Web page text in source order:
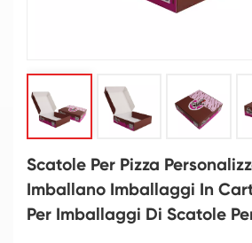
Scatole Per Pizza
Imballano Imballaggi In
Per Imballaggi Di Scatole